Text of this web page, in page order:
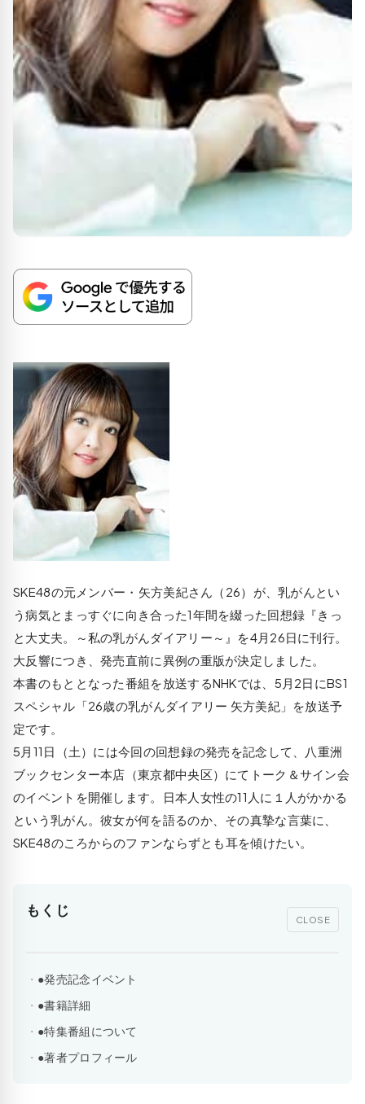
SKE48の元メンバー・矢方美紀さん（26）が、乳がんとい
う病気とまっすぐに向き合った1年間を綴った回想録『きっ
と大丈夫。～私の乳がんダイアリー～』を4月26日に刊行。
大反響につき、発売直前に異例の重版が決定しました。
本書のもととなった番組を放送するNHKでは、5月2日にBS1
スペシャル「26歳の乳がんダイアリー 矢方美紀」を放送予
定です。
5月11日（土）には今回の回想録の発売を記念して、八重洲
ブックセンター本店（東京都中央区）にてトーク＆サイン会
のイベントを開催します。日本人女性の11人に１人がかかる
という乳がん。彼女が何を語るのか、その真摯な言葉に、
SKE48のころからのファンならずとも耳を傾けたい。
もくじ
CLOSE
●発売記念イベント
●書籍詳細
●特集番組について
●著者プロフィール